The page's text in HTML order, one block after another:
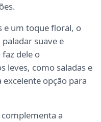
e um toque floral, o
suave e
faz dele o
leves, como saladas e
opção para
a